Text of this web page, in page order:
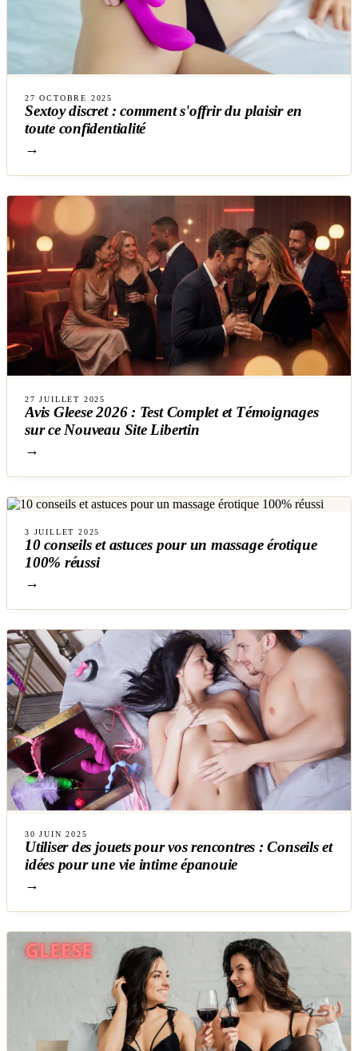
27 OCTOBRE 2025
Sextoy discret : comment s'offrir du plaisir en
toute confidentialité
→
27 JUILLET 2025
Avis Gleese 2026 : Test Complet et Témoignages
sur ce Nouveau Site Libertin
→
3 JUILLET 2025
10 conseils et astuces pour un massage érotique
100% réussi
→
30 JUIN 2025
Utiliser des jouets pour vos rencontres : Conseils et
idées pour une vie intime épanouie
→